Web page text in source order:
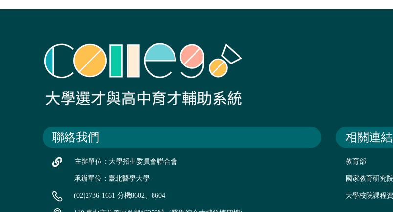
聯絡我們
主辦單位：大學招生委員會聯合會
承辦單位：臺北醫學大學
(02)2736-1661 分機8602、8604
相關連結
教育部
國家教育研究院
大學校院課程